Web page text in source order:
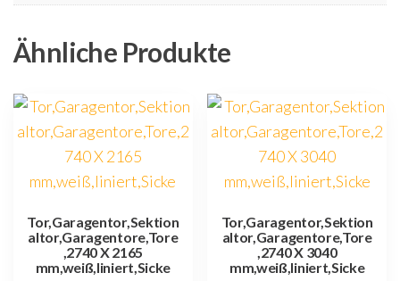
Ähnliche Produkte
Tor,Garagentor,Sektion
altor,Garagentore,Tore
,2740 X 2165
mm,weiß,liniert,Sicke
Tor,Garagentor,Sektion
altor,Garagentore,Tore
,2740 X 3040
mm,weiß,liniert,Sicke